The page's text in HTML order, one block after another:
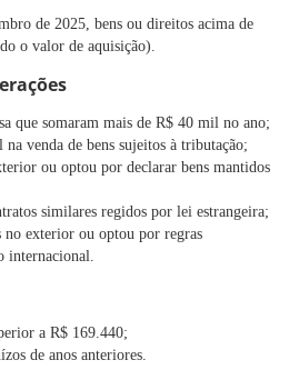
de 2025, bens ou direitos acima de
o valor de aquisição).
que somaram mais de R$ 40 mil no ano;
venda de bens sujeitos à tributação;
ou optou por declarar bens mantidos
similares regidos por lei estrangeira;
exterior ou optou por regras
internacional.
a R$ 169.440;
de anos anteriores.